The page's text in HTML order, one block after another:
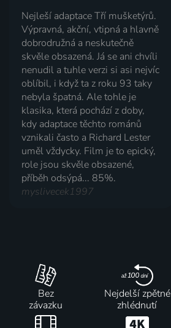
Nejleší adaptace Tří mušketýrů.
Výpravná, akční, vtipná a hlavně
dobrodružná a neskutečně
skvěle obsazená. Já se ani chvíli
nenudil a tuhle verzi si asi nejvíc
oblíbil, i když ta z roku 93 taky
nebyla špatná. Ale tohle je
klasika, která pochází z doby,
kdy adaptace těchto románů
vznikali často a Richard Lester
uměl vždycky. Film je to epický,
role jsou skvěle obsazené,
příběh odsýpá... 85%.
myslivecek1997
Bez
závazku
Nejdelší zpětné
zhlédnutí